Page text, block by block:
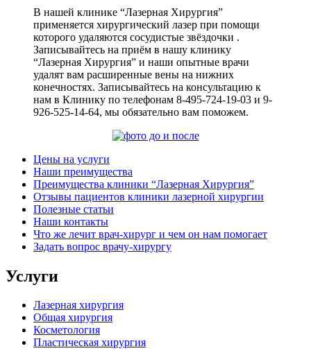
В нашей клинике “Лазерная Хирургия”
применяется хирургический лазер при помощи
которого удаляются сосудистые звёздочки .
Записывайтесь на приём в нашу клинику
“Лазерная Хирургия” и наши опытные врачи
удалят вам расширенные вены на нижних
конечностях. Записывайтесь на консультацию к
нам в Клинику по телефонам 8-495-724-19-03 и 9-
926-525-14-64, мы обязательно вам поможем.
Цены на услуги
Наши преимущества
Преимущества клиники “Лазерная Хирургия”
Отзывы пациентов клиники лазерной хирургии
Полезные статьи
Наши контакты
Что же лечит врач-хирург и чем он нам помогает
Задать вопрос врачу-хирургу
Услуги
Лазерная хирургия
Общая хирургия
Косметология
Пластическая хирургия